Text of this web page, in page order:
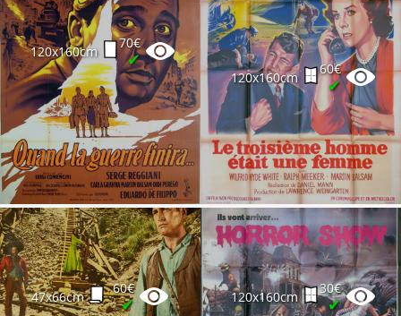
120x160cm
70€
✔
120x160cm
60€
✔
47x66cm
60€
✔ 120x160cm
30€
✔